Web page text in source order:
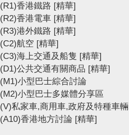
(R1)香港鐵路 [精華]
(R2)香港電車 [精華]
(R3)港外鐵路 [精華]
(C2)航空 [精華]
(C3)海上交通及船隻 [精華]
(D1)公共交通有關商品 [精華]
(M1)小型巴士綜合討論
(M2)小型巴士多媒體分享區
(V)私家車,商用車,政府及特種車輛
(A10)香港地方討論 [精華]